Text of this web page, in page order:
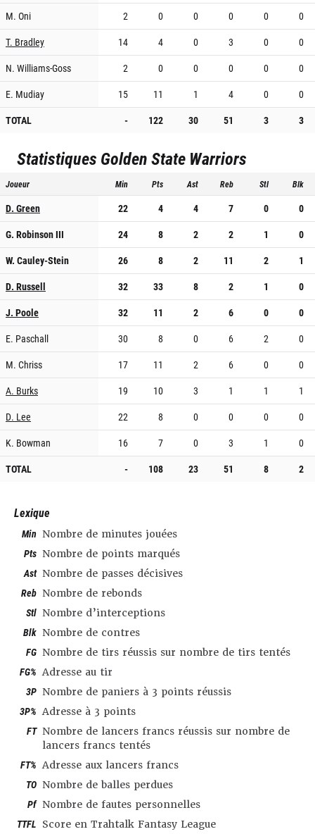
M. Oni
2 0 0 0 0
0
T. Bradley
14 4 0 3 0
0
N. Williams-Goss
2 0 0 0 0
0
E. Mudiay
15 11 1 4 0
0
TOTAL
- 122 30 51 3 3
Statistiques Golden State Warriors
Joueur Min Pts Ast Reb Stl Blk
D. Green 22 4 4 7 0
0
G. Robinson III
24 8 2 2 1
0
W. Cauley-Stein
26 8 2 11 2
1
D. Russell
32 33 8 2 1
0
J. Poole
32 11 2 6 0
0
E. Paschall
30 8 0 6 2
0
M. Chriss
17 11 2 6 0
0
A. Burks
19 10 3 1 1
1
D. Lee
22 8 0 0 0
0
K. Bowman
16 7 0 3 1
0
TOTAL
- 108 23 51 8 2
Lexique
Min Nombre de minutes jouées
Pts Nombre de points marqués
Ast Nombre de passes décisives
Reb Nombre de rebonds
Stl Nombre d’interceptions
Blk Nombre de contres
FG Nombre de tirs réussis sur nombre de tirs tentés
FG% Adresse au tir
3P Nombre de paniers à 3 points réussis
3P% Adresse à 3 points
FT Nombre de lancers francs réussis sur nombre de
lancers francs tentés
FT% Adresse aux lancers francs
TO Nombre de balles perdues
Pf Nombre de fautes personnelles
TTFL Score en Trahtalk Fantasy League